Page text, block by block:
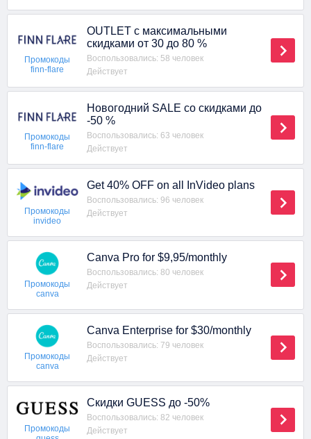
Промокоды
finn-flare
OUTLET с максимальными
скидками от 30 до 80 %
Воспользовались: 58 человек
Действует
Промокоды
finn-flare
Новогодний SALE со скидками до
-50 %
Воспользовались: 63 человек
Действует
Промокоды
invideo
Get 40% OFF on all InVideo plans
Воспользовались: 96 человек
Действует
Промокоды
canva
Canva Pro for $9,95/monthly
Воспользовались: 80 человек
Действует
Промокоды
canva
Canva Enterprise for $30/monthly
Воспользовались: 79 человек
Действует
Промокоды
Скидки GUESS до -50%
Воспользовались: 82 человек
Действует